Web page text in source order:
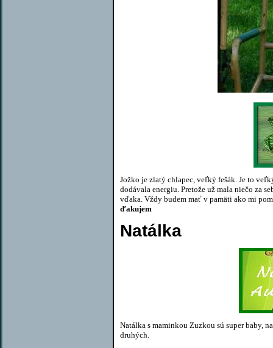
Jožko je zlatý chlapec, veľký fešák. Je to
dodávala energiu. Pretože už mala niečo za
vďaka. Vždy budem mať v pamäti ako mi
ďakujem
Natálka
Natálka s maminkou Zuzkou sú super baby,
druhých.